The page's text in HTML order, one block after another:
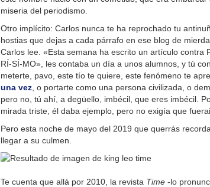
miseria del periodismo.
Otro implícito: Carlos nunca te ha reprochado tu
hostias que dejas a cada párrafo en ese blog de
Carlos lee. «Esta semana ha escrito un artículo contra
RÍ-SÍ-MO», les contaba un día a unos alumnos, y tú
meterte, pavo, este tío te quiere, este fenómeno te
una vez , o portarte como una persona civilizada, o
pero no, tú ahí, a degüello, imbécil, que eres imbécil.
mirada triste, él daba ejemplo, pero no exigía que
Pero esta noche de mayo del 2019 que querrás
llegar a su culmen.
Te cuenta que allá por 2010, la revista Time -lo